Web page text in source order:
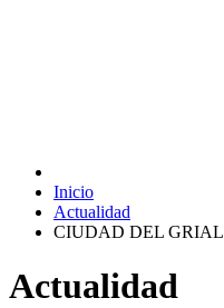
Inicio
Actualidad
CIUDAD DEL GRIAL
Actualidad